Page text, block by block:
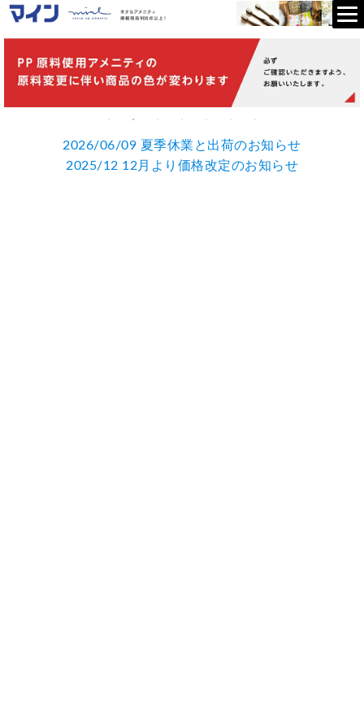
2026/06/09 夏季休業と出荷のお知らせ
2025/12 12月より価格改定のお知らせ